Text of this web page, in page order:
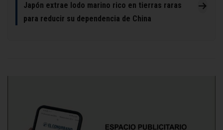
Japón extrae lodo marino rico en tierras raras
para reducir su dependencia de China